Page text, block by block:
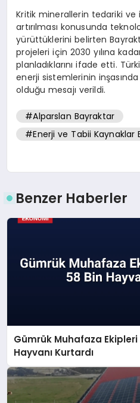
Kritik minerallerin tedariki ve
artırılması konusunda
yürüttüklerini belirten
projeleri için 2030 yılına
planladıklarını ifade etti.
enerji sistemlerinin
olduğu mesajı verildi.
#Alparslan Bayraktar
#Enerji ve Tabii Kaynaklar
Benzer Haberler
Gümrük Muhafaza Ekipleri
Hayvanı Kurtardı